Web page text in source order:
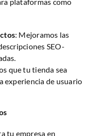
: Mejoramos las
SEO-
que tu tienda sea
experiencia de usuario
tu empresa en